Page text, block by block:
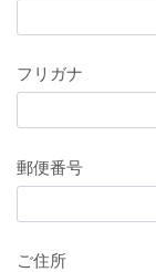
フリガナ
郵便番号
ご住所